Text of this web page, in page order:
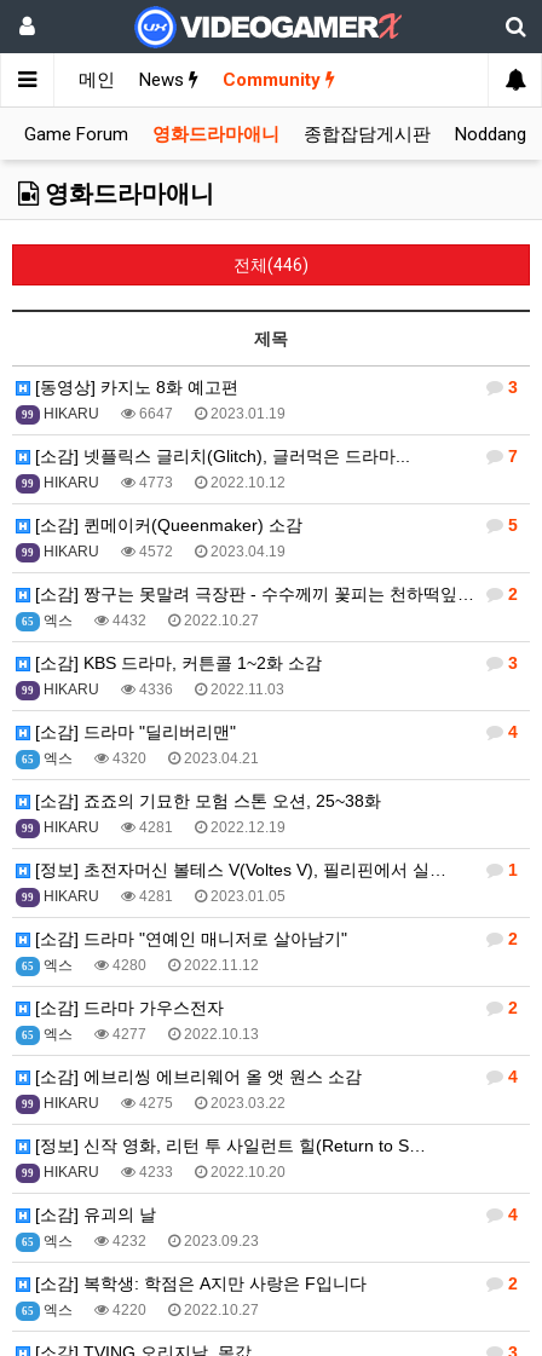
메인 News Community
Game Forum 영화드라마애니 종합잡담게시판 Noddang
영화드라마애니
전체(446)
제목
3
[동영상] 카지노 8화 예고편
99 HIKARU 6647 2023.01.19
7
[소감] 넷플릭스 글리치(Glitch), 글러먹은 드라마...
99 HIKARU 4773 2022.10.12
5
[소감] 퀸메이커(Queenmaker) 소감
99 HIKARU 4572 2023.04.19
2
[소감] 짱구는 못말려 극장판 - 수수께끼 꽃피는 천하떡잎학교
65 엑스 4432 2022.10.27
3
[소감] KBS 드라마, 커튼콜 1~2화 소감
99 HIKARU 4336 2022.11.03
4
[소감] 드라마 "딜리버리맨"
65 엑스 4320 2023.04.21
[소감] 죠죠의 기묘한 모험 스톤 오션, 25~38화
99 HIKARU 4281 2022.12.19
1
[정보] 초전자머신 볼테스 V(Voltes V), 필리핀에서 실…
99 HIKARU 4281 2023.01.05
2
[소감] 드라마 "연예인 매니저로 살아남기"
65 엑스 4280 2022.11.12
2
[소감] 드라마 가우스전자
65 엑스 4277 2022.10.13
4
[소감] 에브리씽 에브리웨어 올 앳 원스 소감
99 HIKARU 4275 2023.03.22
[정보] 신작 영화, 리턴 투 사일런트 힐(Return to S…
99 HIKARU 4233 2022.10.20
4
[소감] 유괴의 날
65 엑스 4232 2023.09.23
2
[소감] 복학생: 학점은 A지만 사랑은 F입니다
65 엑스 4220 2022.10.27